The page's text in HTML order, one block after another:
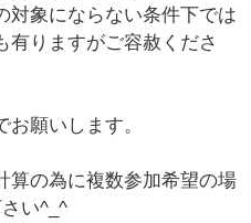
対象にならない条件下では
有りますがご容赦くださ
願いします。
算の為に複数参加希望の場
い^_^